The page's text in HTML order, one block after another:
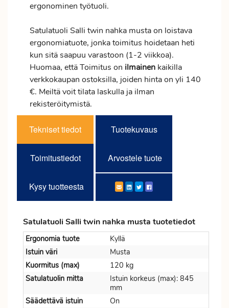
ergonominen työtuoli.
Satulatuoli Salli twin nahka musta on loistava
ergonomiatuote, jonkatoimitus hoidetaan heti
kun sitä saapuu varastoon (1-2 viikkoa).
Huomaa, että Toimitus on ilmainen kaikilla
verkkokaupan ostoksilla, joiden hinta on yli 140
€. Meiltä voit tilata laskulla ja ilman
rekisteröitymistä.
Tekniset tiedot Tuotekuvaus
Toimitustiedot Arvostele tuote
Kysy tuotteesta
Satulatuoli Salli twin nahka musta tuotetiedot
Ergonomia tuote
Kyllä
Istuin väri
Musta
Kuormitus (max)
120 kg
Satulatuolin mitta
Istuin korkeus (max): 845
mm
Säädettävä istuin
On